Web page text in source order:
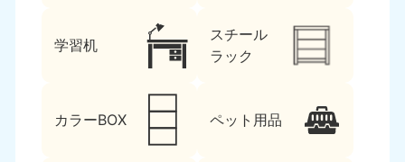
学習机
スチール
ラック
カラーBOX ペット用品